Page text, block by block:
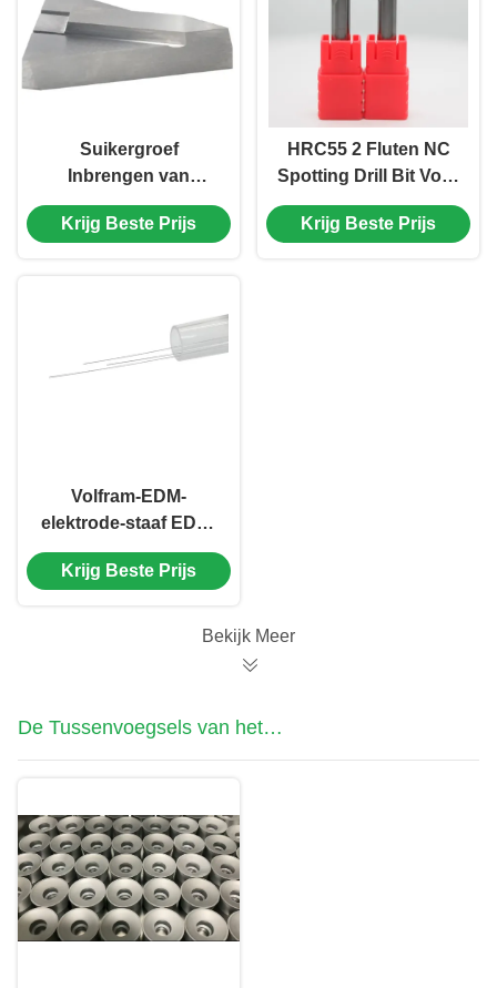
Suikergroef
Inbrengen van
suikerroller Grooving
Tool In Grooving V-
Krijg Beste Prijs
HRC55 2 Fluten NC
Spotting Drill Bit Voor
Aluminium Solid
Carbide Drill Bit
Krijg Beste Prijs
Volfram-EDM-
elektrode-staaf EDM-
elektrodebuis EDM-
elektrode-
Krijg Beste Prijs
Bekijk Meer
De Tussenvoegsels van het
wolframcarbide